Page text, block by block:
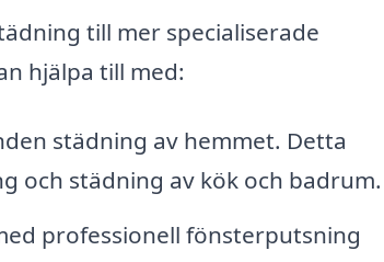
till mer specialiserade
hjälpa till med:
städning av hemmet. Detta
och städning av kök och badrum.
professionell fönsterputsning